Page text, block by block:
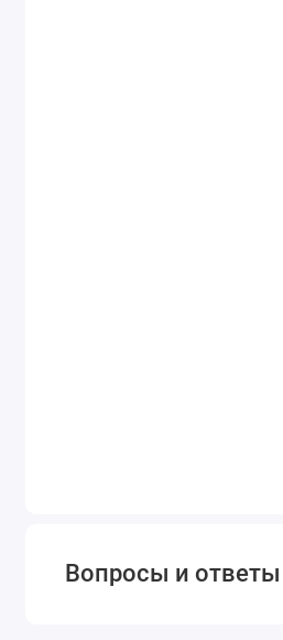
Вопросы и ответы